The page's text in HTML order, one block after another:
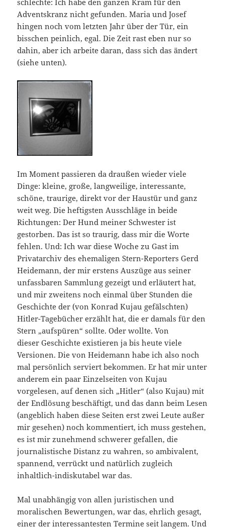
schlechte: Ich habe den ganzen Kram für den
Adventskranz nicht gefunden. Maria und Josef
hingen noch vom letzten Jahr über der Tür, ein
bisschen peinlich, egal. Die Zeit rast eben nur so
dahin, aber ich arbeite daran, dass sich das ändert
(siehe unten).
Im Moment passieren da draußen wieder viele
Dinge: kleine, große, langweilige, interessante,
schöne, traurige, direkt vor der Haustür und ganz
weit weg. Die heftigsten Ausschläge in beide
Richtungen: Der Hund meiner Schwester ist
gestorben. Das ist so traurig, dass mir die Worte
fehlen. Und: Ich war diese Woche zu Gast im
Privatarchiv des ehemaligen Stern-Reporters Gerd
Heidemann, der mir erstens Auszüge aus seiner
unfassbaren Sammlung gezeigt und erläutert hat,
und mir zweitens noch einmal über Stunden die
Geschichte der (von Konrad Kujau gefälschten)
Hitler-Tagebücher erzählt hat, die er damals für den
Stern „aufspüren“ sollte. Oder wollte. Von
dieser Geschichte existieren ja bis heute viele
Versionen. Die von Heidemann habe ich also noch
mal persönlich serviert bekommen. Er hat mir unter
anderem ein paar Einzelseiten von Kujau
vorgelesen, auf denen sich „Hitler“ (also Kujau) mit
der Endlösung beschäftigt, und das dann beim Lesen
(angeblich haben diese Seiten erst zwei Leute außer
mir gesehen) noch kommentiert, ich muss gestehen,
es ist mir zunehmend schwerer gefallen, die
journalistische Distanz zu wahren, so ambivalent,
spannend, verrückt und natürlich zugleich
inhaltlich-indiskutabel war das.
Mal unabhängig von allen juristischen und
moralischen Bewertungen, war das, ehrlich gesagt,
einer der interessantesten Termine seit langem. Und